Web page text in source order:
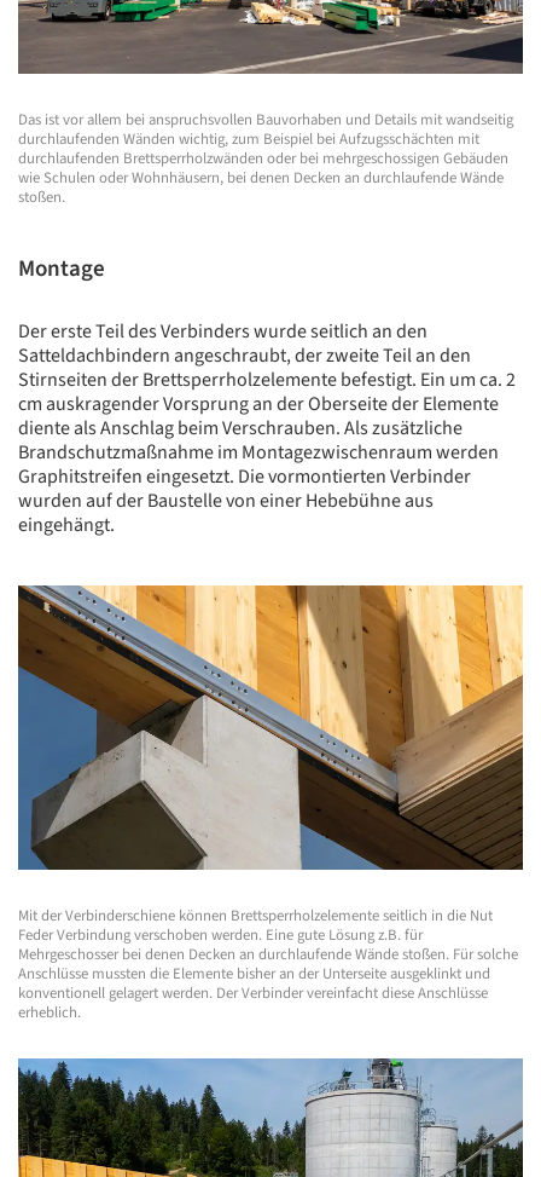
Das ist vor allem bei anspruchsvollen Bauvorhaben und Details mit wandseitig
durchlaufenden Wänden wichtig, zum Beispiel bei Aufzugsschächten mit
durchlaufenden Brettsperrholzwänden oder bei mehrgeschossigen Gebäuden
wie Schulen oder Wohnhäusern, bei denen Decken an durchlaufende Wände
stoßen.
Montage
Der erste Teil des Verbinders wurde seitlich an den
Satteldachbindern angeschraubt, der zweite Teil an den
Stirnseiten der Brettsperrholzelemente befestigt. Ein um ca. 2
cm auskragender Vorsprung an der Oberseite der Elemente
diente als Anschlag beim Verschrauben. Als zusätzliche
Brandschutzmaßnahme im Montagezwischenraum werden
Graphitstreifen eingesetzt. Die vormontierten Verbinder
wurden auf der Baustelle von einer Hebebühne aus
eingehängt.
Mit der Verbinderschiene können Brettsperrholzelemente seitlich in die Nut
Feder Verbindung verschoben werden. Eine gute Lösung z.B. für
Mehrgeschosser bei denen Decken an durchlaufende Wände stoßen. Für solche
Anschlüsse mussten die Elemente bisher an der Unterseite ausgeklinkt und
konventionell gelagert werden. Der Verbinder vereinfacht diese Anschlüsse
erheblich.